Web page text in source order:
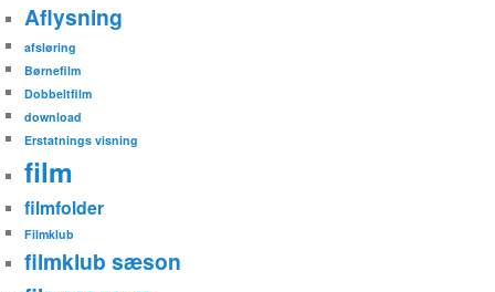
Aflysning
afsløring
Børnefilm
Dobbeltfilm
download
Erstatnings visning
film
filmfolder
Filmklub
filmklub sæson